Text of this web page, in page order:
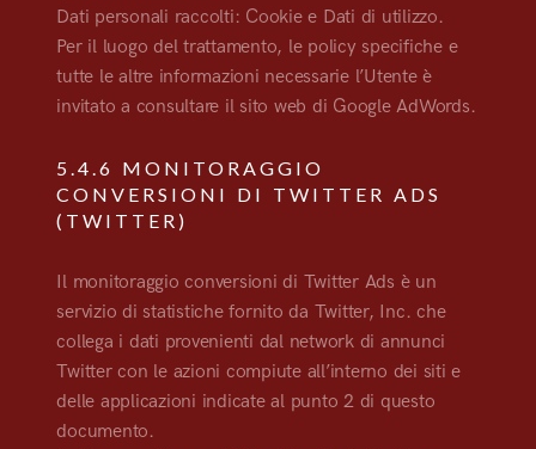
Dati personali raccolti: Cookie e Dati di utilizzo.
Per il luogo del trattamento, le policy specifiche e
tutte le altre informazioni necessarie l’Utente è
invitato a consultare il sito web di Google AdWords.
5.4.6 MONITORAGGIO
CONVERSIONI DI TWITTER ADS
(TWITTER)
Il monitoraggio conversioni di Twitter Ads è un
servizio di statistiche fornito da Twitter, Inc. che
collega i dati provenienti dal network di annunci
Twitter con le azioni compiute all’interno dei siti e
delle applicazioni indicate al punto 2 di questo
documento.